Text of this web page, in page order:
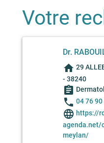
Votre
Dr.
home 29
- 38240
assignment
phone 04 76 90
language https://
agenda.net/
meylan/